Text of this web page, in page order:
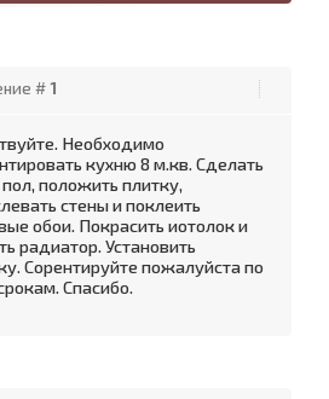
#1
Необходимо
кухню 8 м.кв. Сделать
положить плитку,
стены и поклеить
обои. Покрасить иотолок и
радиатор. Установить
Сорентируйте пожалуйста по
Спасибо.